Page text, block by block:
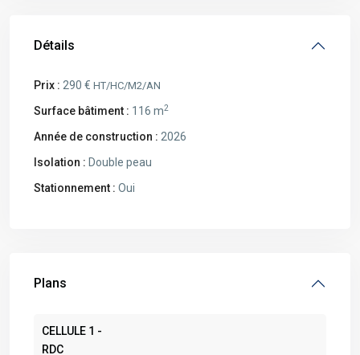
Détails
Prix : 290 € HT/HC/M2/AN
Surface bâtiment : 116 m2
Année de construction : 2026
Isolation : Double peau
Stationnement : Oui
Plans
CELLULE 1 -
RDC